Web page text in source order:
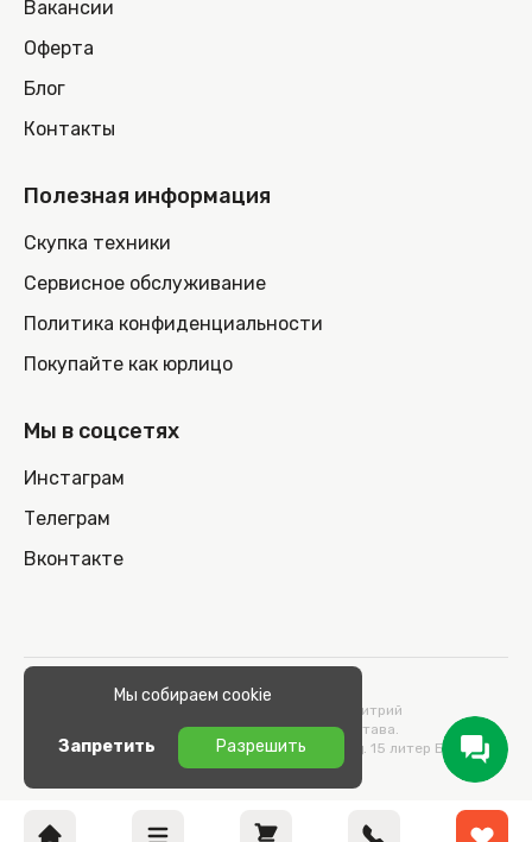
Вакансии
Оферта
Блог
Контакты
Полезная информация
Скупка техники
Сервисное обслуживание
Политика конфиденциальности
Покупайте как юрлицо
Мы в соцсетях
Инстаграм
Телеграм
Вконтакте
© 2026 100nout.by,
ООО «СТОНОУТБУКОВ» Директор Метельский Дмитрий
Константинович, действующий на основании Устава.
Адрес: 220100, Беларусь, г. Минск, ул. Кульман, д. 15 литер Б 9/к.
Мы собираем cookie
Запретить Разрешить